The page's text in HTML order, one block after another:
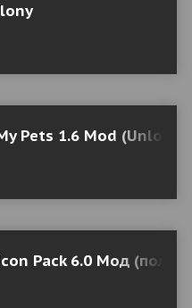
Pets 1.6 Mod (Unlock
Pack 6.0 Мод